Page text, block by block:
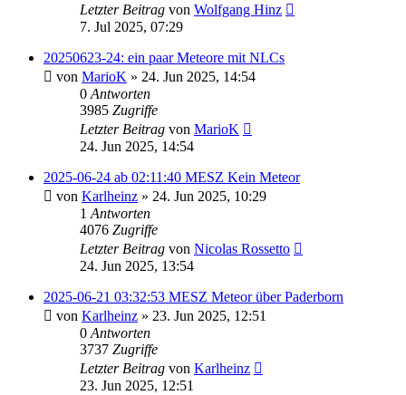
Letzter Beitrag von Wolfgang Hinz
7. Jul 2025, 07:29
20250623-24: ein paar Meteore mit NLCs
von MarioK » 24. Jun 2025, 14:54
0 Antworten
3985 Zugriffe
Letzter Beitrag von MarioK
24. Jun 2025, 14:54
2025-06-24 ab 02:11:40 MESZ Kein Meteor
von Karlheinz » 24. Jun 2025, 10:29
1 Antworten
4076 Zugriffe
Letzter Beitrag von Nicolas Rossetto
24. Jun 2025, 13:54
2025-06-21 03:32:53 MESZ Meteor über Paderborn
von Karlheinz » 23. Jun 2025, 12:51
0 Antworten
3737 Zugriffe
Letzter Beitrag von Karlheinz
23. Jun 2025, 12:51